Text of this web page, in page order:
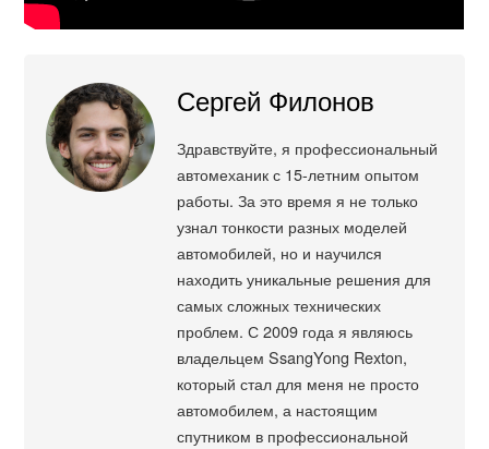
Сергей Филонов
Здравствуйте, я профессиональный
автомеханик с 15-летним опытом
работы. За это время я не только
узнал тонкости разных моделей
автомобилей, но и научился
находить уникальные решения для
самых сложных технических
проблем. С 2009 года я являюсь
владельцем SsangYong Rexton,
который стал для меня не просто
автомобилем, а настоящим
спутником в профессиональной